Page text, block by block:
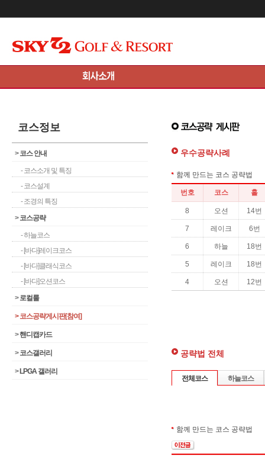
코스정보
>코스 안내
- 코스소개 및 특징
- 코스설계
- 조경의 특징
>코스공략
- 하늘코스
- [바다]레이크코스
- [바다]클래식코스
- [바다]오션코스
>로컬룰
>코스공략게시판[참여]
>핸디캡카드
>코스갤러리
> LPGA 갤러리
우수공략사례
공략법 전체
전체코스 하늘코스